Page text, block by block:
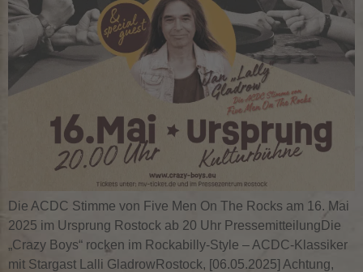
Die ACDC Stimme von Five Men On The Rocks am 16. Mai
2025 im Ursprung Rostock ab 20 Uhr PressemitteilungDie
„Crazy Boys“ rocken im Rockabilly-Style – ACDC-Klassiker
mit Stargast Lalli GladrowRostock, [06.05.2025] Achtung,